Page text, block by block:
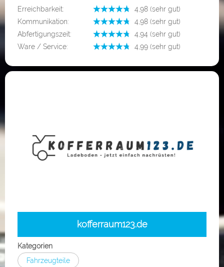
Erreichbarkeit:
­ 4,98 (sehr gut)
Kommunikation:
­ 4,98 (sehr gut)
Abfertigungszeit:
­ 4,94 (sehr gut)
Ware / Service:
­ 4,99 (sehr gut)
kofferraum123.de
Kategorien
Fahrzeugteile